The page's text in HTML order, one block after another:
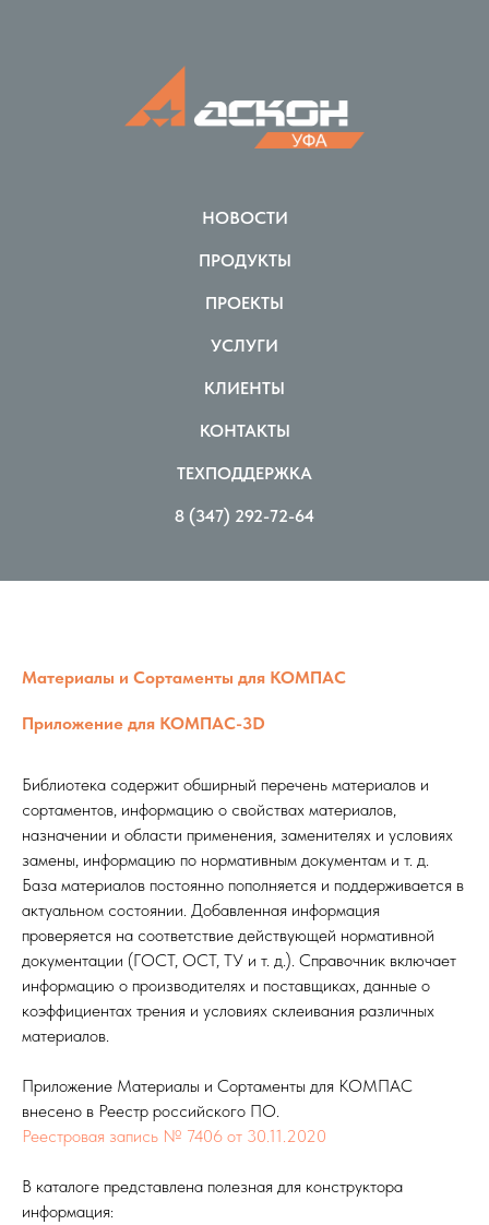
НОВОСТИ
ПРОДУКТЫ
ПРОЕКТЫ
УСЛУГИ
КЛИЕНТЫ
КОНТАКТЫ
ТЕХПОДДЕРЖКА
8 (347) 292-72-64
Материалы и Сортаменты для КОМПАС
Приложение для КОМПАС-3D
Библиотека содержит обширный перечень материалов и
сортаментов, информацию о свойствах материалов,
назначении и области применения, заменителях и условиях
замены, информацию по нормативным документам и т. д.
База материалов постоянно пополняется и поддерживается в
актуальном состоянии. Добавленная информация
проверяется на соответствие действующей нормативной
документации (ГОСТ, ОСТ, ТУ и т. д.). Справочник включает
информацию о производителях и поставщиках, данные о
коэффициентах трения и условиях склеивания различных
материалов.
Приложение Материалы и Сортаменты для КОМПАС
внесено в Реестр российского ПО.
Реестровая запись № 7406 от 30.11.2020
В каталоге представлена полезная для конструктора
информация: